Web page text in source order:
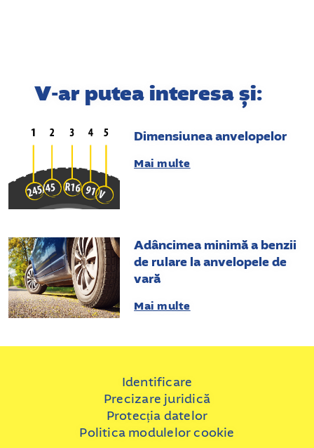
V-ar putea interesa și:
Dimensiunea anvelopelor
Mai multe
Adâncimea minimă a benzii
de rulare la anvelopele de
vară
Mai multe
Identificare
Precizare juridică
Protecția datelor
Politica modulelor cookie